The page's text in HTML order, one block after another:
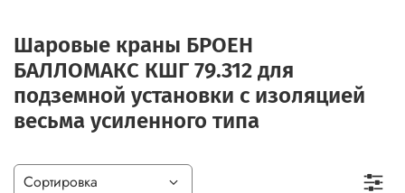
Шаровые краны БРОЕН
БАЛЛОМАКС КШГ 79.312 для
подземной установки с изоляцией
весьма усиленного типа